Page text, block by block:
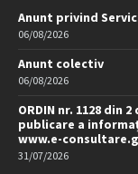
Anunt privind
06/08/2026
Anunt colectiv
06/08/2026
ORDIN nr. 1128 din
publicare a
www.e-
31/07/2026